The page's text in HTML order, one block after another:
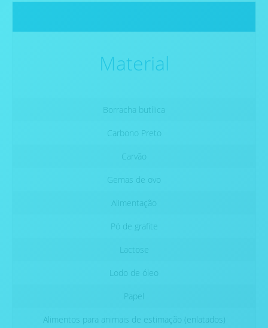
Material
Borracha butílica
Carbono Preto
Carvão
Gemas de ovo
Alimentação
Pó de grafite
Lactose
Lodo de óleo
Papel
Alimentos para animais de estimação (enlatados)